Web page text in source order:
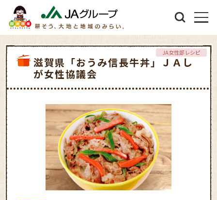
滋賀県「おうみ信長牛丼」ＪＡし
が女性協議会
JA女性部レシピ